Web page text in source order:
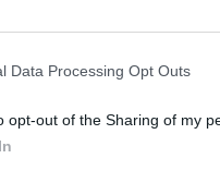
Data Processing Opt Outs
opt-out of the Sharing of my
manje od dvije
nezavisni